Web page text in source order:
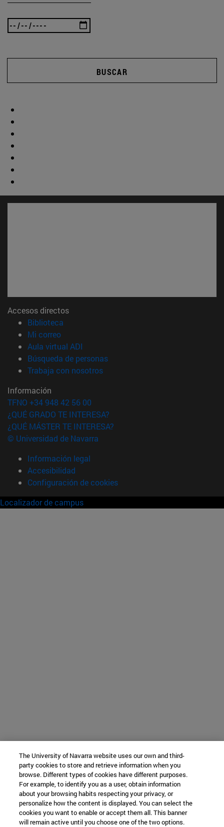
BUSCAR
Accesos directos
Biblioteca
Mi correo(abre en nueva ventana)
Aula virtual ADI
Búsqueda de personas(abre en nueva ventana)
Trabaja con nosotros(abre en nueva ventana)
Información
TFNO +34 948 42 56 00
¿QUÉ GRADO TE INTERESA?
¿QUÉ MÁSTER TE INTERESA?
© Universidad de Navarra
Información legal
Accesibilidad
Configuración de cookies
Localizador de campus
The University of Navarra website uses our own and third-
party cookies to store and retrieve information when you
browse. Different types of cookies have different purposes.
For example, to identify you as a user, obtain information
about your browsing habits respecting your privacy, or
personalize how the content is displayed. You can select the
cookies you want to enable or accept them all. This banner
will remain active until you choose one of the two options.